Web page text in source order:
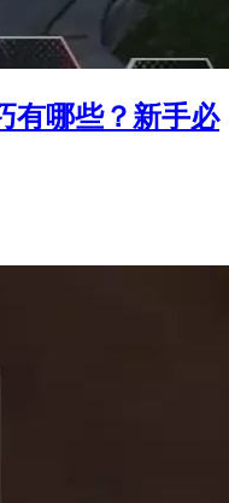
有哪些？新手必